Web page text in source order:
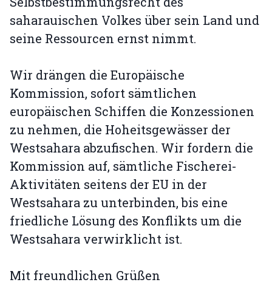
saharauischen Volkes über sein Land und
seine Ressourcen ernst nimmt.
Wir drängen die Europäische
Kommission, sofort sämtlichen
europäischen Schiffen die Konzessionen
zu nehmen, die Hoheitsgewässer der
Westsahara abzufischen. Wir fordern die
Kommission auf, sämtliche Fischerei-
Aktivitäten seitens der EU in der
Westsahara zu unterbinden, bis eine
friedliche Lösung des Konflikts um die
Westsahara verwirklicht ist.
Mit freundlichen Grüßen